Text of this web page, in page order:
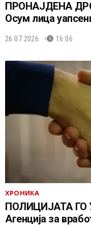
ПРОНАЈДЕНА
Осум лица
26.07.2026. 16:06
ХРОНИКА
ПОЛИЦИЈАТА ГО
Агенција за